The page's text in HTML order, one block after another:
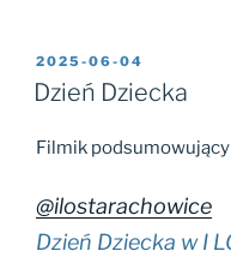
2025-06-04
Dzień Dziecka
Filmik
@ilostarachowice
Dzień Dziecka w I